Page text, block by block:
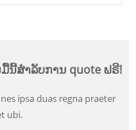
ນີ້ສໍາລັບການ quote ຟຣີ!
ipsa duas regna praeter
ubi.